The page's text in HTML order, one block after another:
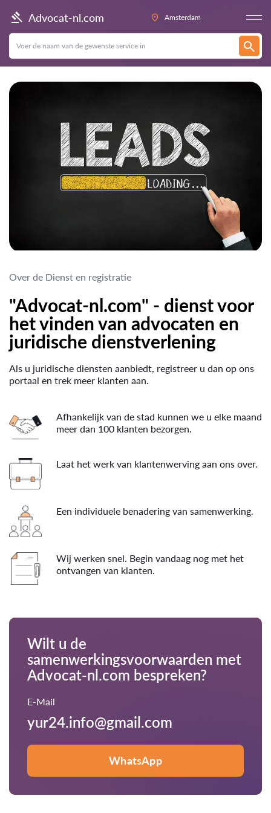
Advocat-nl.com Amsterdam
Over de Dienst en registratie
"Advocat-nl.com" - dienst voor
het vinden van advocaten en
juridische dienstverlening
Als u juridische diensten aanbiedt, registreer u dan op ons
portaal en trek meer klanten aan.
Afhankelijk van de stad kunnen we u elke maand
meer dan 100 klanten bezorgen.
Laat het werk van klantenwerving aan ons over.
Een individuele benadering van samenwerking.
Wij werken snel. Begin vandaag nog met het
ontvangen van klanten.
E-Mail
yur24.info@gmail.com
Wilt u de
samenwerkingsvoorwaarden met
Advocat-nl.com bespreken?
WhatsApp